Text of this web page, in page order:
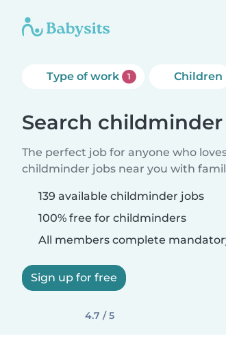
Type of work 1 Children
Search
The perfect job for anyone who
childminder jobs near you with
139 available childminder jobs
100% free for childminders
All members complete
Sign up for free
4.7 / 5